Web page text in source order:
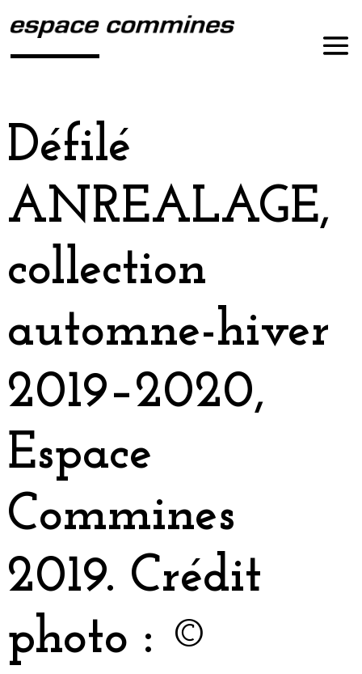
Défilé
ANREALAGE,
collection
automne-hiver
2019–2020,
Espace
Commines
2019. Crédit
photo : ©